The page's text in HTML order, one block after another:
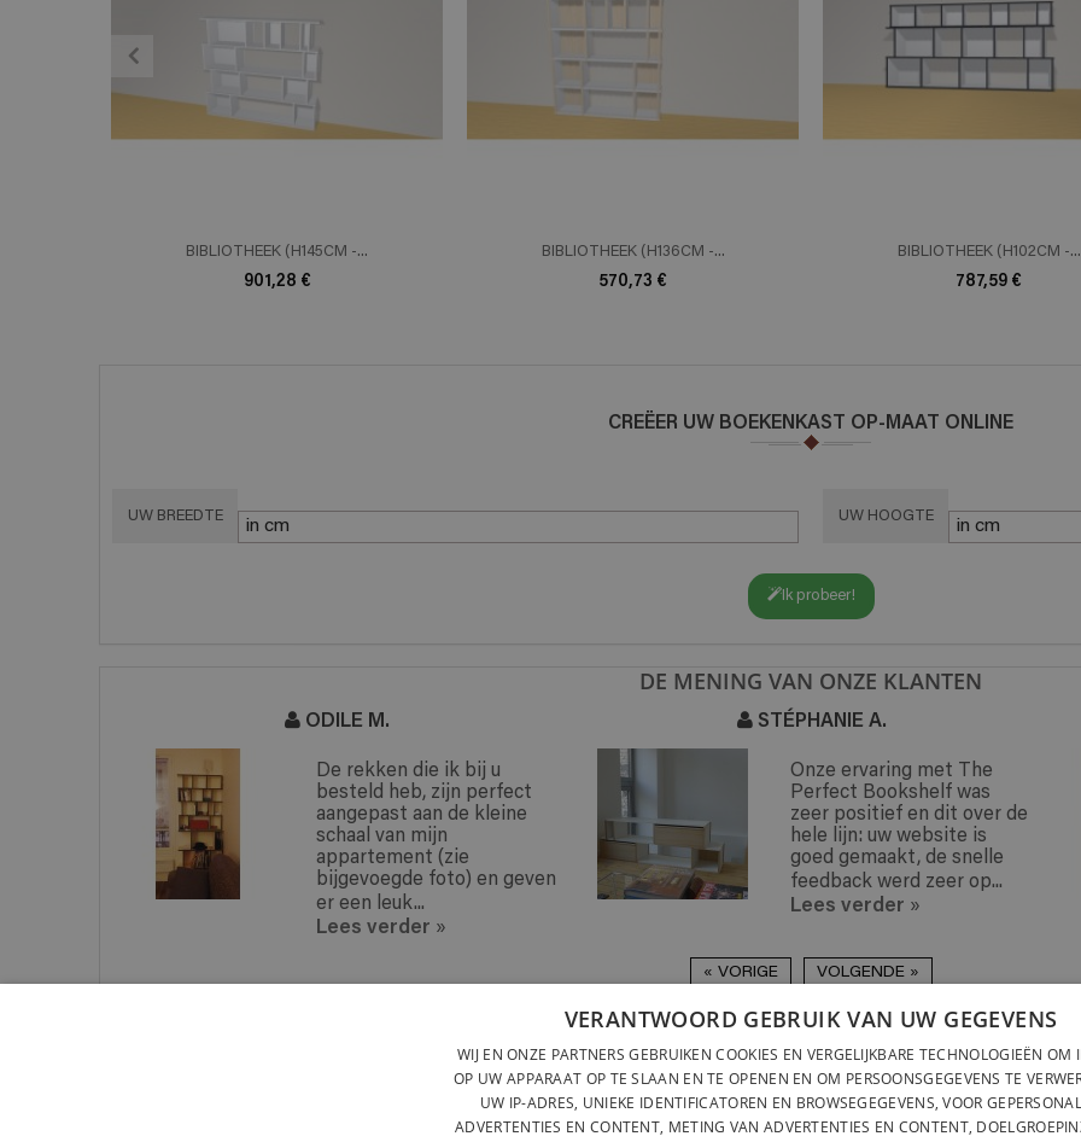
ADD TO CART
BIBLIOTHEEK (H145CM -...
901,28 €
BIBLIOTHEEK (H136CM -...
570,73 €
BIBLIOTHEEK (H102CM -...
787,59 €
CREËER UW BOEKENKAST OP-MAAT ONLINE
UW BREEDTE UW HOOGTE
Ik probeer!
DE MENING VAN ONZE KLANTEN
De rekken die ik bij u
besteld heb, zijn perfect
aangepast aan de kleine
schaal van mijn
appartement (zie
bijgevoegde foto) en geven
Onze ervaring met The
Perfect Bookshelf was
zeer positief en dit over de
hele lijn: uw website is
goed gemaakt, de snelle
feedback werd zeer op...
Lees verder »
Wij zijn
de erg
monteren
hebben
de beste
Lees
« VORIGE VOLGENDE »
SNELLE MONTAGE &
ZONDER GEREEDSCHAP
LEVERING OVERAL IN
LEVERING OVERAL
BINNEN TWEE
BELGATONNERRE SPRL/BVBA
BELGIË
VOLLEDIG ONTWORPEN EN
VERANTWOORD GEBRUIK VAN UW GEGEVENS
WIJ EN ONZE PARTNERS GEBRUIKEN COOKIES EN VERGELIJKBARE TECHNOLOGIEËN OM
OP UW APPARAAT OP TE SLAAN EN TE OPENEN EN OM PERSOONSGEGEVENS TE
UW IP-ADRES, UNIEKE IDENTIFICATOREN EN BROWSEGEGEVENS, VOOR
ADVERTENTIES EN CONTENT, METING VAN ADVERTENTIES EN CONTENT,